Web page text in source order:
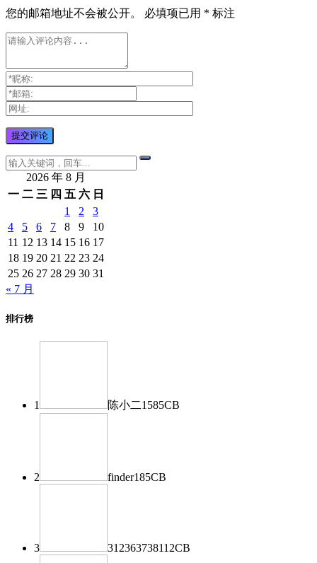
您的邮箱地址不会被公开。 必填项已用 * 标注
2026 年 8 月
一 二 三 四 五 六 日
1
2
3
4
5 6 7 8 9
10
11 12 13 14 15 16 17
18 19 20 21 22 23 24
25 26 27 28 29 30 31
« 7 月
排行榜
1 陈小二1585CB
2 finder185CB
3 312363738112CB